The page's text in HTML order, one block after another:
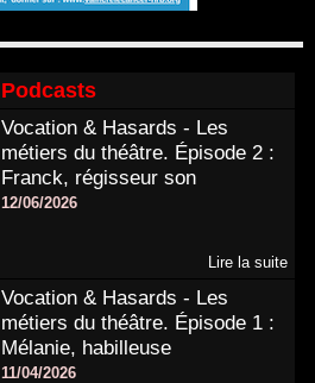
Podcasts
Vocation & Hasards - Les
métiers du théâtre. Épisode 2 :
Franck, régisseur son
12/06/2026
Lire la suite
Vocation & Hasards - Les
métiers du théâtre. Épisode 1 :
Mélanie, habilleuse
11/04/2026